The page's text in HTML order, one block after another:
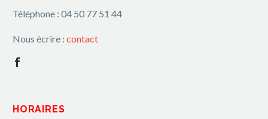
Téléphone : 04 50 77 51 44
Nous écrire : contact
HORAIRES